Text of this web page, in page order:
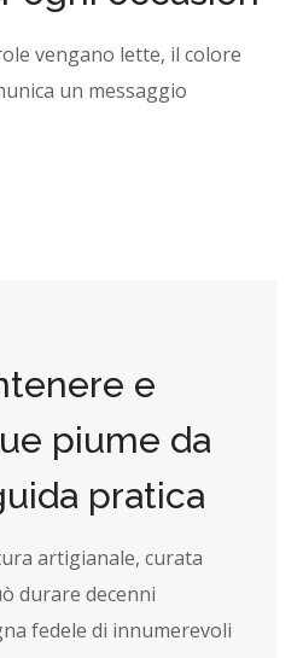
vengano lette, il colore
un messaggio
e
piume da
pratica
artigianale, curata
durare decenni
fedele di innumerevoli